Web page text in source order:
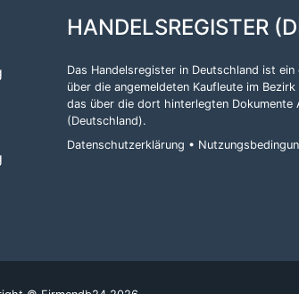
HANDELSREGISTER
Das Handelsregister in Deutschland ist
über die angemeldeten Kaufleute im
das über die dort hinterlegten Dokumente
(Deutschland).
Datenschutzerklärung •